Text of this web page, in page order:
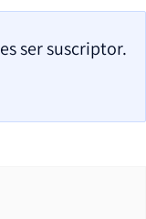
ser suscriptor.